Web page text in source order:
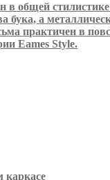
в общей
бука, а
практичен в
Eames Style.
каркасе